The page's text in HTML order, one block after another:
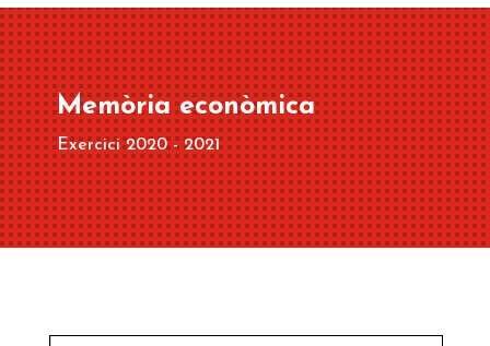
Memòria econòmica
Exercici 2020 - 2021